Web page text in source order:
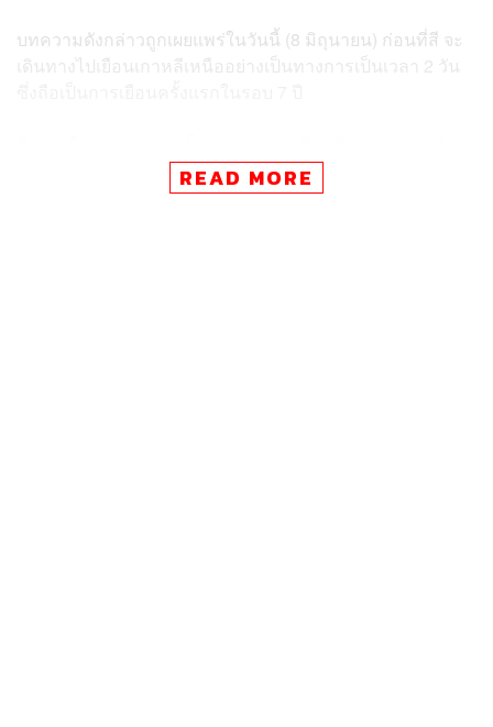
บทความดังกล่าวถูกเผยแพร่ในวันนี้ (8 มิถุนายน) ก่อนที่สี จะ
เดินทางไปเยือนเกาหลีเหนืออย่างเป็นทางการเป็นเวลา 2 วัน
การแลกเปลี่ยนในทุกด้าน เพื่อเพิ่มแรงผลักดันที่แข็งแกร่งใน
การพัฒนาความสัมพันธ์และปกป้องระเบียบโลกที่ยุติธรรม
READ MORE